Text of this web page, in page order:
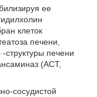
ее
клеток
печени,
структуры печени
(АСТ,
сосудистой